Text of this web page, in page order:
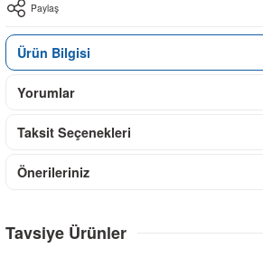
Paylaş
Ürün Bilgisi
Yorumlar
Taksit Seçenekleri
Önerileriniz
Tavsiye Ürünler